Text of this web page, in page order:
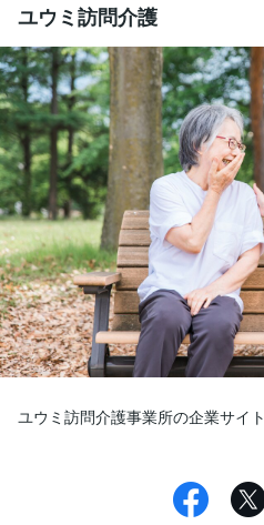
ユウミ訪問介護
ユウミ訪問介護事業所の企業サイト